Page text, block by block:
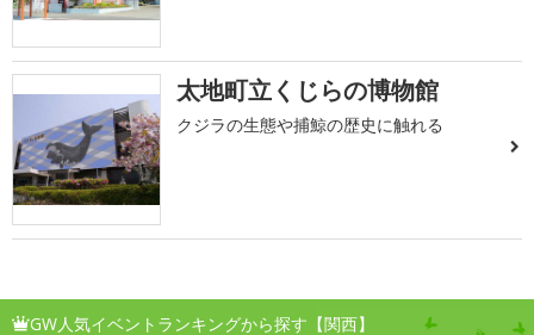
太地町立くじらの博物館
クジラの生態や捕鯨の歴史に触れる
GW人気イベントランキングから探す【関西】